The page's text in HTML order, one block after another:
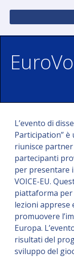
L’evento di
Participation”
riunisce
partecipanti
per presentare
VOICE-EU.
piattaforma per
lezioni apprese
promuovere
Europa.
risultati del
sviluppo del